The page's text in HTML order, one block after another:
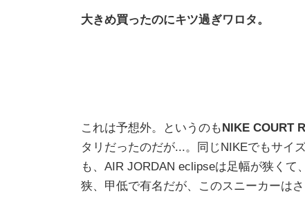
大きめ買ったのにキツ過ぎワロタ。
これは予想外。というのもNIKE COURT
タリだったのだが...。同じNIKEでもサイ
も、AIR JORDAN eclipseは足幅が狭く
狭、甲低で有名だが、このスニーカーはさ